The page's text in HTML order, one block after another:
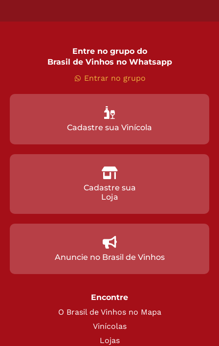
Entre no grupo do
Brasil de Vinhos no Whatsapp
Entrar no grupo
Cadastre sua Vinícola
Cadastre sua
Loja
Anuncie no Brasil de Vinhos
Encontre
O Brasil de Vinhos no Mapa
Vinícolas
Lojas